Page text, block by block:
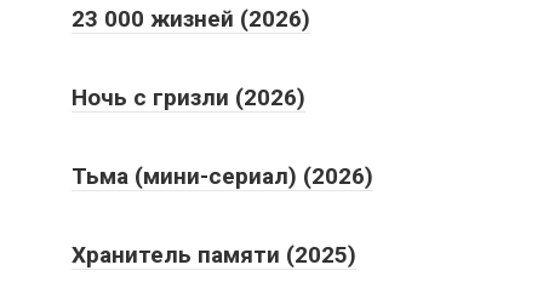
23 000 жизней (2026)
Ночь с гризли (2026)
Тьма (мини-сериал) (2026)
Хранитель памяти (2025)